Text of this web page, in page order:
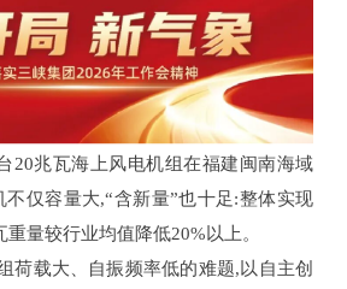
搜索
兆瓦海上风电机组在福建闽南海域
不仅容量大,“含新量”也十足:整体实现
量较行业均值降低20%以上。
载大、自振频率低的难题,以自主创